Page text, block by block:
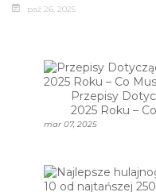
paź 26, 2025
Przepisy
2025 Roku –
mar 07, 2025